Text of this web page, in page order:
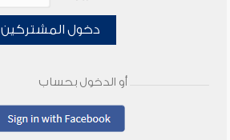
دخول المشتركين
أو الدخول بحساب